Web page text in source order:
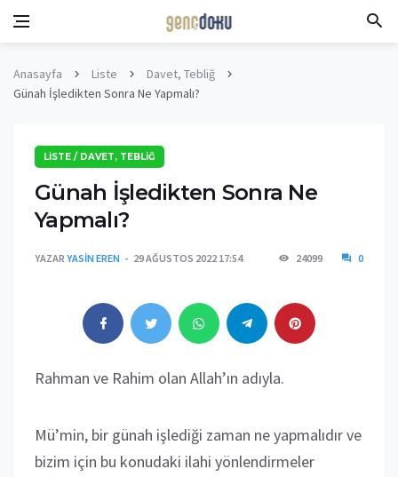
Anasayfa Liste
Davet, Tebliğ
Günah İşledikten Sonra Ne Yapmalı?
LISTE / DAVET, TEBLIĞ
Günah İşledikten Sonra Ne
Yapmalı?
YAZAR YASIN EREN 29 AĞUSTOS 2022 17:54 24099 0
Rahman ve Rahim olan Allah’ın adıyla.
Mü’min, bir günah işlediği zaman ne yapmalıdır ve
bizim için bu konudaki ilahi yönlendirmeler